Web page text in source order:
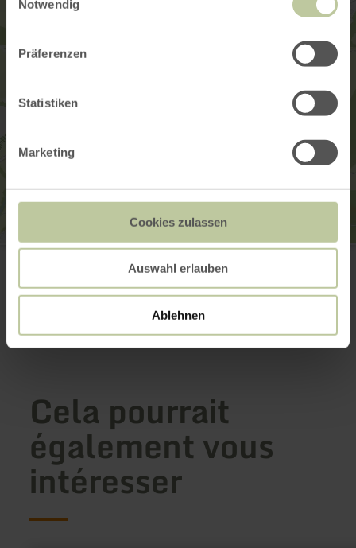
Notwendig
Präferenzen
Statistiken
Marketing
Cookies zulassen
Auswahl erlauben
Ablehnen
Gemeindehaus Prümtalforum
54595 Watzerath
Planifier votre arrivée
Cela pourrait
également vous
intéresser